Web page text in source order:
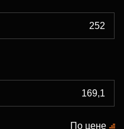
По цене